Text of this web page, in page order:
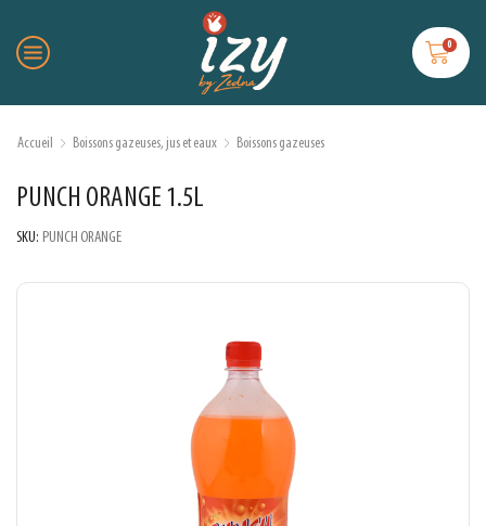
0
Accueil Boissons gazeuses, jus et eaux Boissons gazeuses
PUNCH ORANGE 1.5L
SKU: PUNCH ORANGE